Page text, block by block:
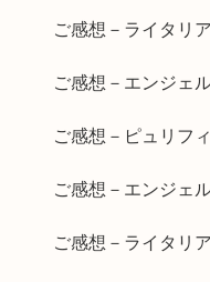
ご感想－ライタリ
ご感想－エンジェ
ご感想－ピュリフ
ご感想－エンジェ
ご感想－ライタリ